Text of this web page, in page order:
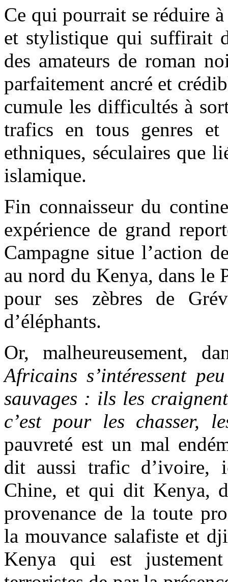
Ce qui pourrait se réduire
et stylistique qui suffirait
des amateurs de roman
parfaitement ancré et
cumule les difficultés à
trafics en tous genres
ethniques, séculaires que
islamique.
Fin connaisseur du
expérience de grand
Campagne situe l’action
au nord du Kenya, dans le
pour ses zèbres de
d’éléphants.
Or, malheureusement,
Africains s’intéressent
sauvages : ils les
c’est pour les chasser,
pauvreté est un mal
dit aussi trafic d’ivoire,
Chine, et qui dit Kenya,
provenance de la toute
la mouvance salafiste et
Kenya qui est